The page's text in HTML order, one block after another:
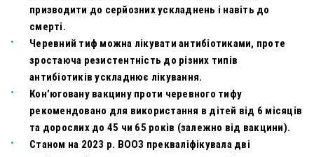
призводити до серйозних ускладнень і навіть до
смерті.
Черевний тиф можна лікувати антибіотиками, проте
зростаюча резистентність до різних типів
антибіотиків ускладнює лікування.
Кон’юговану вакцину проти черевного тифу
рекомендовано для використання в дітей від 6 місяців
та дорослих до 45 чи 65 років (залежно від вакцини).
Станом на 2023 р. ВООЗ прекваліфікувала дві